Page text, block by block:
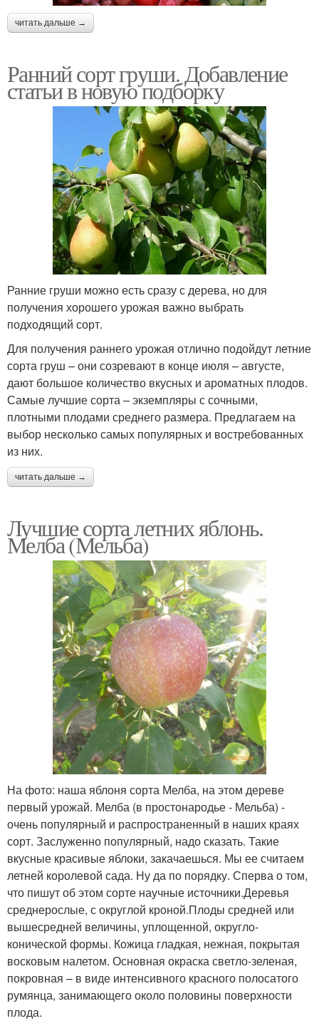
читать дальше →
Ранний сорт груши. Добавление
статьи в новую подборку
Ранние груши можно есть сразу с дерева, но для
получения хорошего урожая важно выбрать
подходящий сорт.
Для получения раннего урожая отлично подойдут летние
сорта груш – они созревают в конце июля – августе,
дают большое количество вкусных и ароматных плодов.
Самые лучшие сорта – экземпляры с сочными,
плотными плодами среднего размера. Предлагаем на
выбор несколько самых популярных и востребованных
из них.
читать дальше →
Лучшие сорта летних яблонь.
Мелба (Мельба)
На фото: наша яблоня сорта Мелба, на этом дереве
первый урожай. Мелба (в простонародье - Мельба) -
очень популярный и распространенный в наших краях
сорт. Заслуженно популярный, надо сказать. Такие
вкусные красивые яблоки, закачаешься. Мы ее считаем
летней королевой сада. Ну да по порядку. Сперва о том,
что пишут об этом сорте научные источники.Деревья
среднерослые, с округлой кроной.Плоды средней или
вышесредней величины, уплощенной, округло-
конической формы. Кожица гладкая, нежная, покрытая
восковым налетом. Основная окраска светло-зеленая,
покровная – в виде интенсивного красного полосатого
румянца, занимающего около половины поверхности
плода.